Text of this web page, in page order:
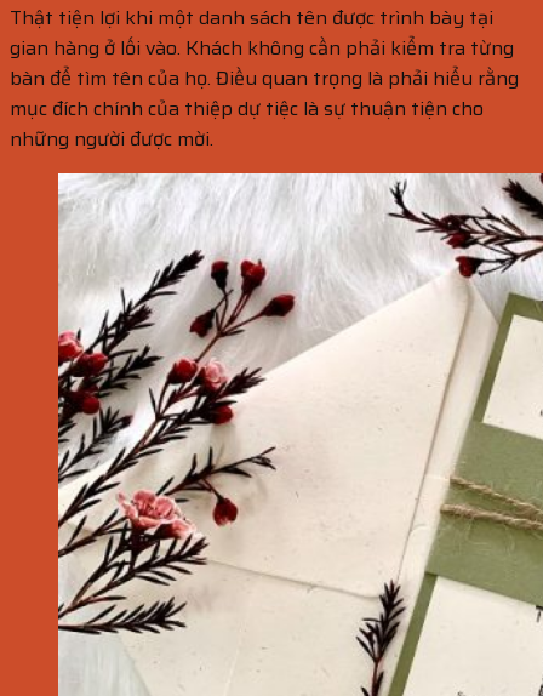
Thật tiện lợi khi một danh sách tên được trình bày tại
gian hàng ở lối vào. Khách không cần phải kiểm tra từng
bàn để tìm tên của họ. Điều quan trọng là phải hiểu rằng
mục đích chính của thiệp dự tiệc là sự thuận tiện cho
những người được mời.